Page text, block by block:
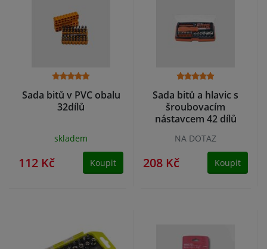
Sada bitů v PVC obalu
32dílů
skladem
112 Kč Koupit
Sada bitů a hlavic s
šroubovacím
nástavcem 42 dílů
NA DOTAZ
208 Kč Koupit